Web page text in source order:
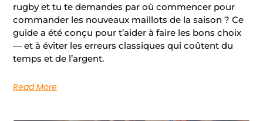
rugby et tu te demandes par où commencer pour
commander les nouveaux maillots de la saison ? Ce
guide a été conçu pour t’aider à faire les bons choix
— et à éviter les erreurs classiques qui coûtent du
temps et de l’argent.
Read More